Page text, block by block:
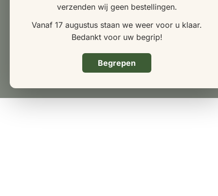
verzenden wij geen bestellingen.
Vanaf 17 augustus staan we weer voor u klaar.
Bedankt voor uw begrip!
Begrepen